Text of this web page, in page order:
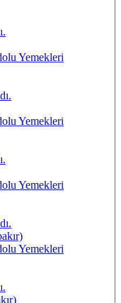
Yemekleri
Yemekleri
Yemekleri
Yemekleri